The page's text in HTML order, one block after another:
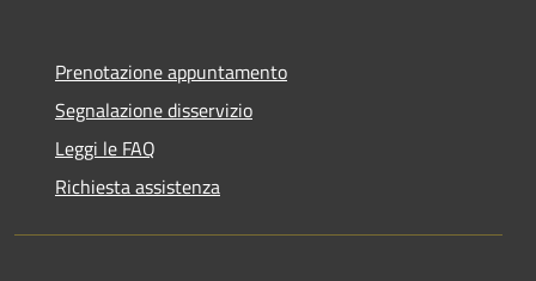
Prenotazione appuntamento
Segnalazione disservizio
Leggi le FAQ
Richiesta assistenza